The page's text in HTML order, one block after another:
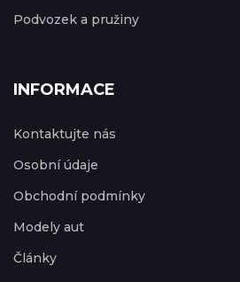
Podvozek a pružiny
INFORMACE
Kontaktujte nás
Osobní údaje
Obchodní podmínky
Modely aut
Články